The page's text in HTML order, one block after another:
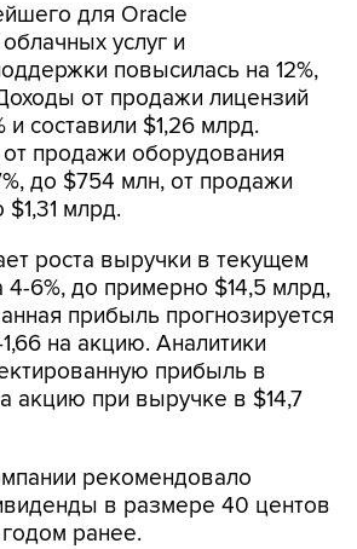
для Oracle
услуг и
повысилась на 12%,
от продажи лицензий
и составили $1,26 млрд.
продажи оборудования
до $754 млн, от продажи
$1,31 млрд.
роста выручки в текущем
4-6%, до примерно $14,5 млрд,
прибыль прогнозируется
на акцию. Аналитики
прибыль в
акцию при выручке в $14,7
рекомендовало
в размере 40 центов
ранее.